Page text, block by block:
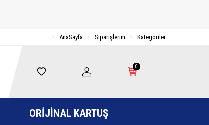
AnaSayfa Siparişlerim Kategoriler
0
ORIJINAL KARTUŞ